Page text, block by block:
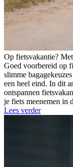
Op fietsvakantie?
Goed voorbereid op
slimme
een heel eind. In dit
ontspannen
je fiets meenemen in
Lees verder